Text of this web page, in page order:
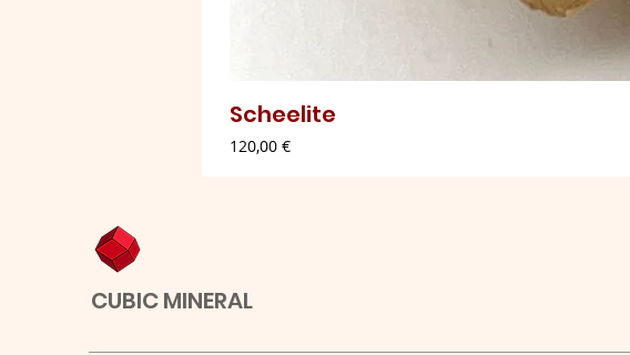
Scheelite
Preço
120,00 €
CUBIC MINERAL